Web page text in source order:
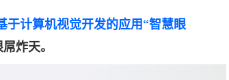
计算机视觉开发的应用“智慧眼
炸天。